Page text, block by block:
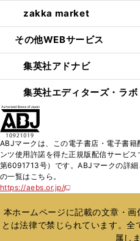
zakka market
その他WEBサービス
集英社アドナビ
集英社エディターズ・ラボ
ABJマークは、この電子書店・電子書
ンツ使用許諾を得た正規版配信サービ
第6091713号）です。ABJマークの詳
の一覧はこちら。
https://aebs.or.jp/
新
い
ウ
ィ
本ホームページに記載の文章・
とは法律で禁じられています。
属し